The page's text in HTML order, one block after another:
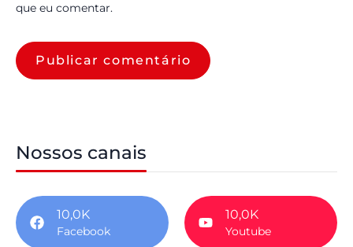
que eu comentar.
Nossos canais
10,0K
Facebook
10,0K
Youtube